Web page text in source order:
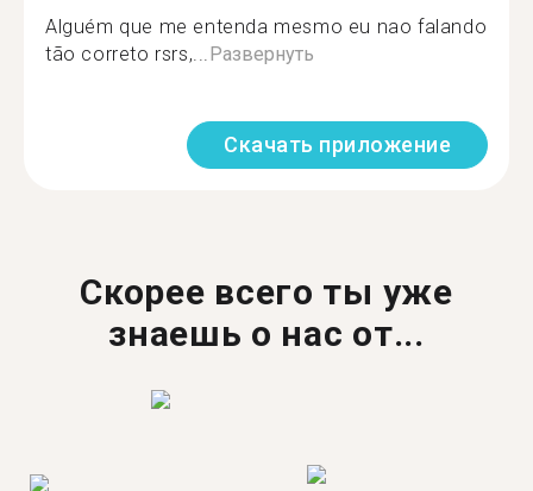
Alguém que me entenda mesmo eu nao falando
tão correto rsrs,...Развернуть
Скачать приложение
Скорее всего ты уже
знаешь о нас от...